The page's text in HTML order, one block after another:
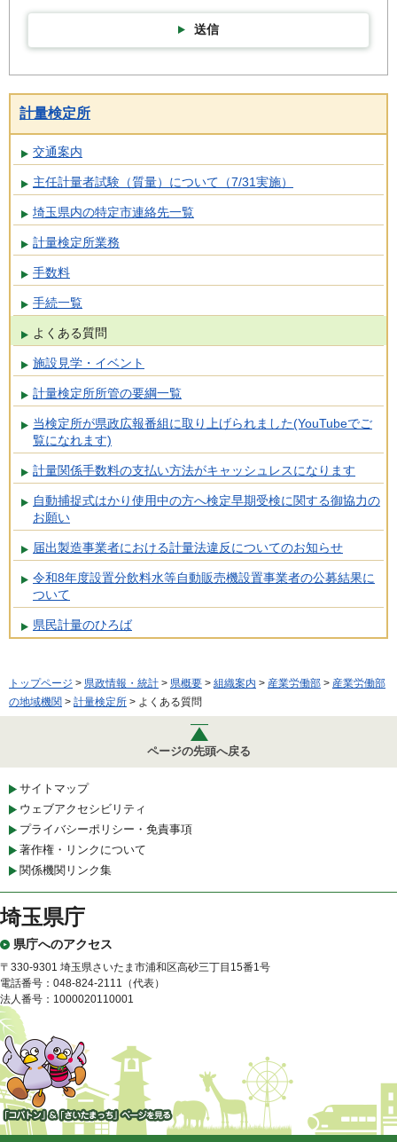
送信
計量検定所
交通案内
主任計量者試験（質量）について（7/31実施）
埼玉県内の特定市連絡先一覧
計量検定所業務
手数料
手続一覧
よくある質問
施設見学・イベント
計量検定所所管の要綱一覧
当検定所が県政広報番組に取り上げられました(YouTubeでご
覧になれます)
計量関係手数料の支払い方法がキャッシュレスになります
自動捕捉式はかり使用中の方へ検定早期受検に関する御協力の
お願い
届出製造事業者における計量法違反についてのお知らせ
令和8年度設置分飲料水等自動販売機設置事業者の公募結果に
ついて
県民計量のひろば
トップページ > 県政情報・統計 > 県概要 > 組織案内 > 産業労働部 > 産業労働部
の地域機関 > 計量検定所 > よくある質問
ページの先頭へ戻る
サイトマップ
ウェブアクセシビリティ
プライバシーポリシー・免責事項
著作権・リンクについて
関係機関リンク集
埼玉県庁
県庁へのアクセス
〒330-9301 埼玉県さいたま市浦和区高砂三丁目15番1号
電話番号：048-824-2111（代表）
法人番号：1000020110001
「コバトン」&「さいたまっ